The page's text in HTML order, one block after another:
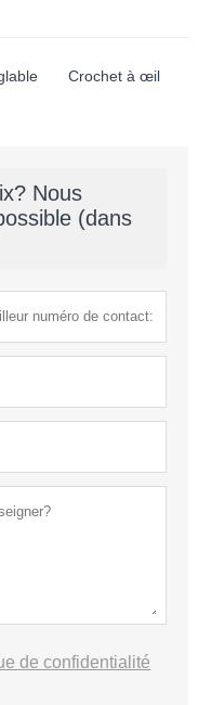
Crochet à œil
Nous
(dans
de confidentialité